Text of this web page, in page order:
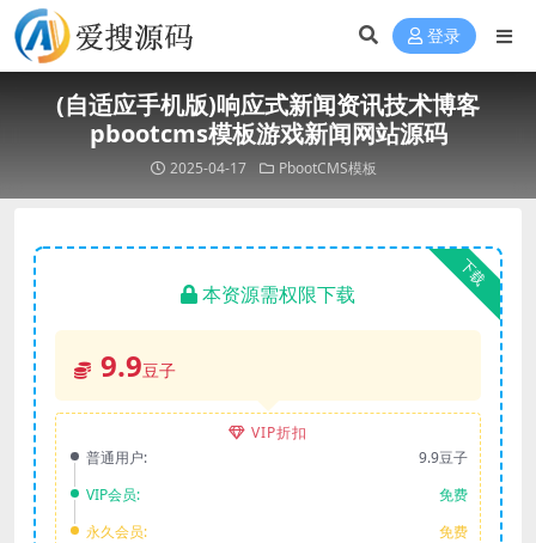
登录
(自适应手机版)响应式新闻资讯技术博客
pbootcms模板游戏新闻网站源码
2025-04-17 PbootCMS模板
下载
本资源需权限下载
9.9豆子
VIP折扣
普通用户:
9.9豆子
VIP会员:
免费
永久会员:
免费